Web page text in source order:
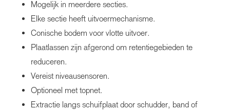
Mogelijk in meerdere secties.
Elke sectie heeft uitvoermechanisme.
Conische bodem voor vlotte uitvoer.
Plaatlassen zijn afgerond om retentiegebieden te
reduceren.
Vereist niveausensoren.
Optioneel met topnet.
Extractie langs schuifplaat door schudder, band of